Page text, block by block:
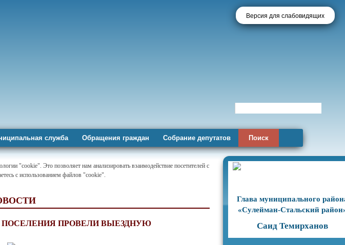
Версия для слабовидящих
служба Обращения граждан Собрание депутатов Поиск
"cookie". Это позволяет нам анализировать взаимодействие посетителей с
с использованием файлов "cookie".
ПРОВЕЛИ ВЫЕЗДНУЮ
Глава муниципального
«Сулейман-Стальский
Саид Темирханов